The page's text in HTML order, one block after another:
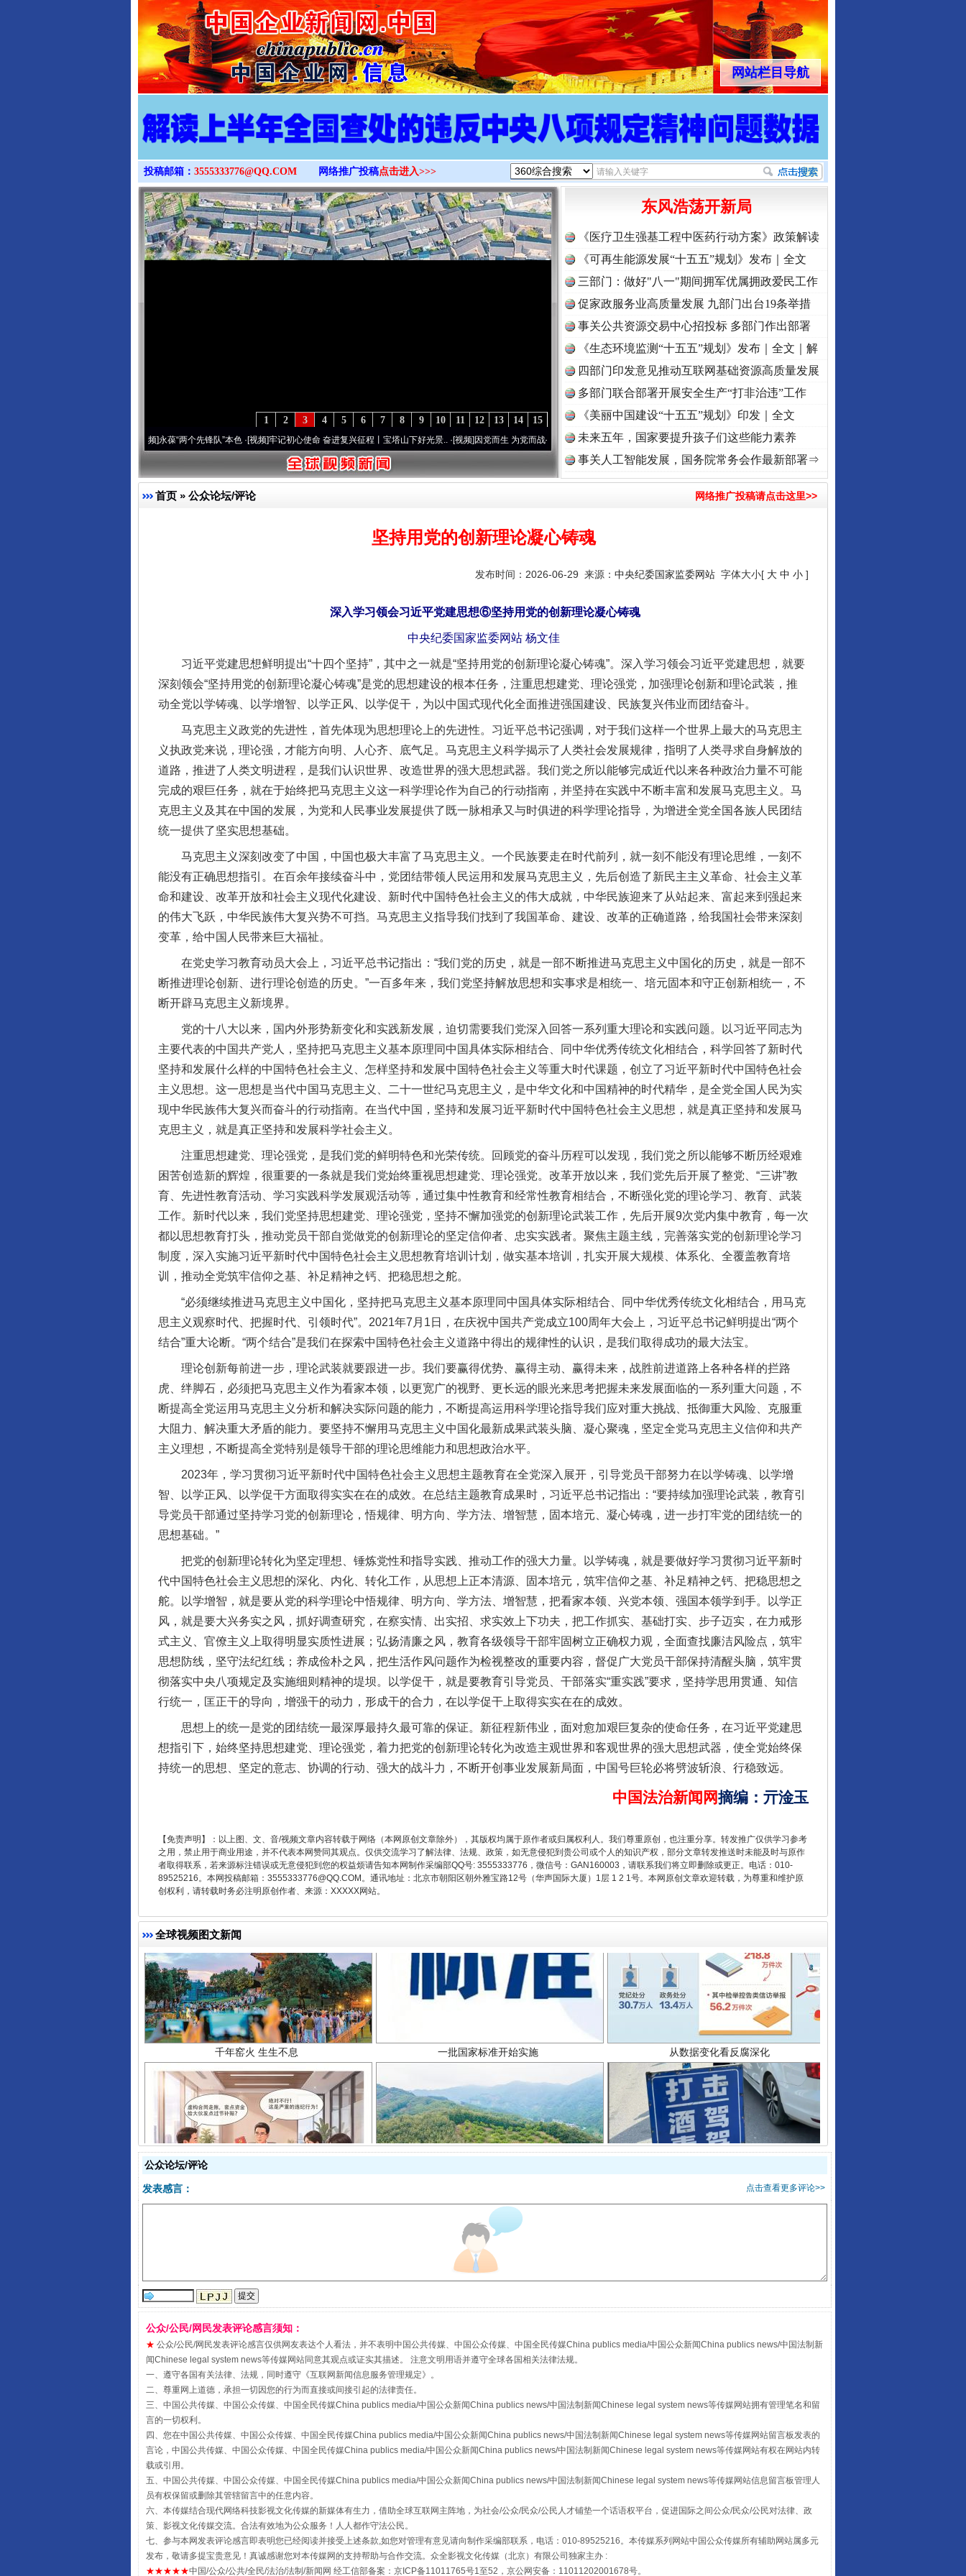
>
网站栏目导航
投稿邮箱： 3555333776@QQ.COM 网络推广投稿点击进入>>>
15
14
13
12
11
10
9
8
7
6
5
4
3
2
1
永葆“两个先锋队”本色·[视频]牢记初心使命 奋进复兴征程丨宝塔山下好光景..·[视频]因党而生 为党而战——百年“纪”事⑧加强纪律..·[视频] 牢记初心使命 奋进复兴征程丨“转折之城”激荡..
东风浩荡开新局
《医疗卫生强基工程中医药行动方案》政策解读
《可再生能源发展“十五五”规划》发布｜全文
三部门：做好"八一"期间拥军优属拥政爱民工作
促家政服务业高质量发展 九部门出台19条举措
事关公共资源交易中心招投标 多部门作出部署
《生态环境监测“十五五”规划》发布｜全文｜解
读
四部门印发意见推动互联网基础资源高质量发展
多部门联合部署开展安全生产“打非治违”工作
《美丽中国建设“十五五”规划》印发｜全文
未来五年，国家要提升孩子们这些能力素养
事关人工智能发展，国务院常务会作最新部署⇒
首页 » 公众论坛/评论 网络推广投稿请点击这里>>
坚持用党的创新理论凝心铸魂
发布时间：2026-06-29 来源： 中央纪委国家监委网站 字体大小[ 大 中 小 ]
深入学习领会习近平党建思想⑥坚持用党的创新理论凝心铸魂
中央纪委国家监委网站 杨文佳
习近平党建思想鲜明提出“十四个坚持”，其中之一就是“坚持用党的创新理论凝心铸魂”。深入学习领会习近平党建思想，就要
深刻领会“坚持用党的创新理论凝心铸魂”是党的思想建设的根本任务，注重思想建党、理论强党，加强理论创新和理论武装，推
动全党以学铸魂、以学增智、以学正风、以学促干，为以中国式现代化全面推进强国建设、民族复兴伟业而团结奋斗。
马克思主义政党的先进性，首先体现为思想理论上的先进性。习近平总书记强调，对于我们这样一个世界上最大的马克思主
义执政党来说，理论强，才能方向明、人心齐、底气足。马克思主义科学揭示了人类社会发展规律，指明了人类寻求自身解放的
道路，推进了人类文明进程，是我们认识世界、改造世界的强大思想武器。我们党之所以能够完成近代以来各种政治力量不可能
完成的艰巨任务，就在于始终把马克思主义这一科学理论作为自己的行动指南，并坚持在实践中不断丰富和发展马克思主义。马
克思主义及其在中国的发展，为党和人民事业发展提供了既一脉相承又与时俱进的科学理论指导，为增进全党全国各族人民团结
统一提供了坚实思想基础。
马克思主义深刻改变了中国，中国也极大丰富了马克思主义。一个民族要走在时代前列，就一刻不能没有理论思维，一刻不
能没有正确思想指引。在百余年接续奋斗中，党团结带领人民运用和发展马克思主义，先后创造了新民主主义革命、社会主义革
命和建设、改革开放和社会主义现代化建设、新时代中国特色社会主义的伟大成就，中华民族迎来了从站起来、富起来到强起来
的伟大飞跃，中华民族伟大复兴势不可挡。马克思主义指导我们找到了我国革命、建设、改革的正确道路，给我国社会带来深刻
变革，给中国人民带来巨大福祉。
在党史学习教育动员大会上，习近平总书记指出：“我们党的历史，就是一部不断推进马克思主义中国化的历史，就是一部不
断推进理论创新、进行理论创造的历史。”一百多年来，我们党坚持解放思想和实事求是相统一、培元固本和守正创新相统一，不
断开辟马克思主义新境界。
党的十八大以来，国内外形势新变化和实践新发展，迫切需要我们党深入回答一系列重大理论和实践问题。以习近平同志为
主要代表的中国共产党人，坚持把马克思主义基本原理同中国具体实际相结合、同中华优秀传统文化相结合，科学回答了新时代
坚持和发展什么样的中国特色社会主义、怎样坚持和发展中国特色社会主义等重大时代课题，创立了习近平新时代中国特色社会
主义思想。这一思想是当代中国马克思主义、二十一世纪马克思主义，是中华文化和中国精神的时代精华，是全党全国人民为实
现中华民族伟大复兴而奋斗的行动指南。在当代中国，坚持和发展习近平新时代中国特色社会主义思想，就是真正坚持和发展马
克思主义，就是真正坚持和发展科学社会主义。
注重思想建党、理论强党，是我们党的鲜明特色和光荣传统。回顾党的奋斗历程可以发现，我们党之所以能够不断历经艰难
困苦创造新的辉煌，很重要的一条就是我们党始终重视思想建党、理论强党。改革开放以来，我们党先后开展了整党、“三讲”教
育、先进性教育活动、学习实践科学发展观活动等，通过集中性教育和经常性教育相结合，不断强化党的理论学习、教育、武装
工作。新时代以来，我们党坚持思想建党、理论强党，坚持不懈加强党的创新理论武装工作，先后开展9次党内集中教育，每一次
都以思想教育打头，推动党员干部自觉做党的创新理论的坚定信仰者、忠实实践者。聚焦主题主线，完善落实党的创新理论学习
制度，深入实施习近平新时代中国特色社会主义思想教育培训计划，做实基本培训，扎实开展大规模、体系化、全覆盖教育培
训，推动全党筑牢信仰之基、补足精神之钙、把稳思想之舵。
“必须继续推进马克思主义中国化，坚持把马克思主义基本原理同中国具体实际相结合、同中华优秀传统文化相结合，用马克
思主义观察时代、把握时代、引领时代”。2021年7月1日，在庆祝中国共产党成立100周年大会上，习近平总书记鲜明提出“两个
结合”重大论断。“两个结合”是我们在探索中国特色社会主义道路中得出的规律性的认识，是我们取得成功的最大法宝。
理论创新每前进一步，理论武装就要跟进一步。我们要赢得优势、赢得主动、赢得未来，战胜前进道路上各种各样的拦路
虎、绊脚石，必须把马克思主义作为看家本领，以更宽广的视野、更长远的眼光来思考把握未来发展面临的一系列重大问题，不
断提高全党运用马克思主义分析和解决实际问题的能力，不断提高运用科学理论指导我们应对重大挑战、抵御重大风险、克服重
大阻力、解决重大矛盾的能力。要坚持不懈用马克思主义中国化最新成果武装头脑、凝心聚魂，坚定全党马克思主义信仰和共产
主义理想，不断提高全党特别是领导干部的理论思维能力和思想政治水平。
2023年，学习贯彻习近平新时代中国特色社会主义思想主题教育在全党深入展开，引导党员干部努力在以学铸魂、以学增
智、以学正风、以学促干方面取得实实在在的成效。在总结主题教育成果时，习近平总书记指出：“要持续加强理论武装，教育引
导党员干部通过坚持学习党的创新理论，悟规律、明方向、学方法、增智慧，固本培元、凝心铸魂，进一步打牢党的团结统一的
思想基础。”
把党的创新理论转化为坚定理想、锤炼党性和指导实践、推动工作的强大力量。以学铸魂，就是要做好学习贯彻习近平新时
代中国特色社会主义思想的深化、内化、转化工作，从思想上正本清源、固本培元，筑牢信仰之基、补足精神之钙、把稳思想之
舵。以学增智，就是要从党的科学理论中悟规律、明方向、学方法、增智慧，把看家本领、兴党本领、强国本领学到手。以学正
风，就是要大兴务实之风，抓好调查研究，在察实情、出实招、求实效上下功夫，把工作抓实、基础打实、步子迈实，在力戒形
式主义、官僚主义上取得明显实质性进展；弘扬清廉之风，教育各级领导干部牢固树立正确权力观，全面查找廉洁风险点，筑牢
思想防线，坚守法纪红线；养成俭朴之风，把生活作风问题作为检视整改的重要内容，督促广大党员干部保持清醒头脑，筑牢贯
彻落实中央八项规定及实施细则精神的堤坝。以学促干，就是要教育引导党员、干部落实“重实践”要求，坚持学思用贯通、知信
行统一，匡正干的导向，增强干的动力，形成干的合力，在以学促干上取得实实在在的成效。
思想上的统一是党的团结统一最深厚最持久最可靠的保证。新征程新伟业，面对愈加艰巨复杂的使命任务，在习近平党建思
想指引下，始终坚持思想建党、理论强党，着力把党的创新理论转化为改造主观世界和客观世界的强大思想武器，使全党始终保
持统一的思想、坚定的意志、协调的行动、强大的战斗力，不断开创事业发展新局面，中国号巨轮必将劈波斩浪、行稳致远。
中国法治新闻网摘编 ： 亓淦玉
【免责声明】：以上图、文、音/视频文章内容转载于网络（本网原创文章除外），其版权均属于原作者或归属权利人。我们尊重原创，也注重分享。转发推广仅供学习参考
之用，禁止用于商业用途，并不代表本网赞同其观点。仅供交流学习了解法律、法规、政策，如无意侵犯到贵公司或个人的知识产权，部分文章转发推送时未能及时与原作
者取得联系，若来源标注错误或无意侵犯到您的权益烦请告知本网制作采编部QQ号: 3555333776，微信号：GAN160003，请联系我们将立即删除或更正。电话：010-
89525216。本网投稿邮箱：3555333776@QQ.COM。通讯地址：北京市朝阳区朝外雅宝路12号（华声国际大厦）1层 1 2 1号。本网原创文章欢迎转载，为尊重和维护原
创权利，请转载时务必注明原创作者、来源：XXXXX网站。
全球视频图文新闻
完善运行机制助力责任有效落实 一纸欠条伤亲情 巡回调解促和解.. 行业协会接连发公告
东山县通报“牛蛙产品抗生素超标问题” 法徽映军营 权益有保障 让核能赋能千行百业
千年窑火 生生不息 一批国家标准开始实施 从数据变化看反腐深化
揭开“小金库”的免责幌子 以产业富民促振兴 酒驾未被当场查获能处罚吗
受贿1.44亿！段成刚被判无期 从幼儿园到大学，有这些资助 “后车司机肯定在骂我”
全民健身五年计划来了！等你上场 事关残疾人未来5年 让传统村落焕发生机
公众论坛/评论
点击查看更多评论>>
发表感言：
公众/公民/网民发表评论感言须知：
★ 公众/公民/网民发表评论感言仅供网友表达个人看法，并不表明中国公共传媒、中国公众传媒、中国全民传媒China publics media/中国公众新闻China publics news/中国法制新
闻Chinese legal system news等传媒网站同意其观点或证实其描述。 注意文明用语并遵守全球各国相关法律法规。
一、遵守各国有关法律、法规，同时遵守《互联网新闻信息服务管理规定》。
二、尊重网上道德，承担一切因您的行为而直接或间接引起的法律责任。
三、中国公共传媒、中国公众传媒、中国全民传媒China publics media/中国公众新闻China publics news/中国法制新闻Chinese legal system news等传媒网站拥有管理笔名和留
言的一切权利。
四、您在中国公共传媒、中国公众传媒、中国全民传媒China publics media/中国公众新闻China publics news/中国法制新闻Chinese legal system news等传媒网站留言板发表的
言论，中国公共传媒、中国公众传媒、中国全民传媒China publics media/中国公众新闻China publics news/中国法制新闻Chinese legal system news等传媒网站有权在网站内转
载或引用。
五、中国公共传媒、中国公众传媒、中国全民传媒China publics media/中国公众新闻China publics news/中国法制新闻Chinese legal system news等传媒网站信息留言板管理人
员有权保留或删除其管辖留言中的任意内容。
六、本传媒结合现代网络科技影视文化传媒的新媒体有生力，借助全球互联网主阵地，为社会/公众/民众/公民人才铺垫一个话语权平台，促进国际之间公众/民众/公民对法律、政
策、影视文化传媒交流。合法有效地为公众服务！人人都作守法公民。
七、参与本网发表评论感言即表明您已经阅读并接受上述条款,如您对管理有意见请向制作采编部联系，电话：010-89525216。本传媒系列网站中国公众传媒所有辅助网站属多元
发布，敬请多提宝贵意见！真诚感谢您对本传媒网的支持帮助与合作交流。众全影视文化传媒（北京）有限公司独家主办 :
★★★★★中国/公众/公共/全民/法治/法制/新闻网 经工信部备案：京ICP备11011765号1至52，京公网安备：11011202001678号。